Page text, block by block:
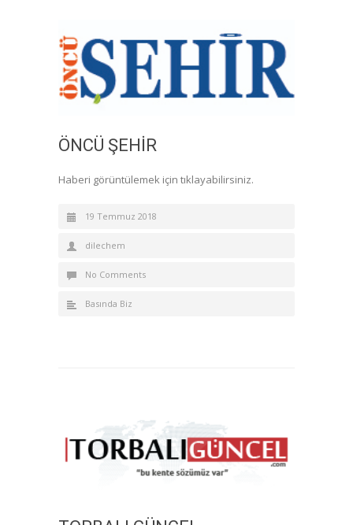
ÖNCÜ ŞEHİR
Haberi görüntülemek için tıklayabilirsiniz.
19 Temmuz 2018
dilechem
No Comments
Basında Biz